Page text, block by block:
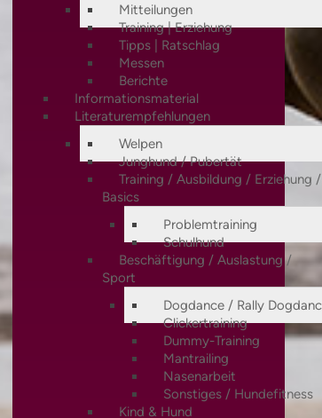
Mitteilungen
Training | Erziehung
Tipps | Ratschlag
Messen
Berichte
Informationsmaterial
Literaturempfehlungen
Welpen
Junghund / Pubertät
Training / Ausbildung / Erziehung /
Basics
Problemtraining
Schulhund
Beschäftigung / Auslastung /
Sport
Dogdance / Rally
Clickertraining
Dummy-Training
Mantrailing
Nasenarbeit
Sonstiges / Hundefitness
Kind & Hund